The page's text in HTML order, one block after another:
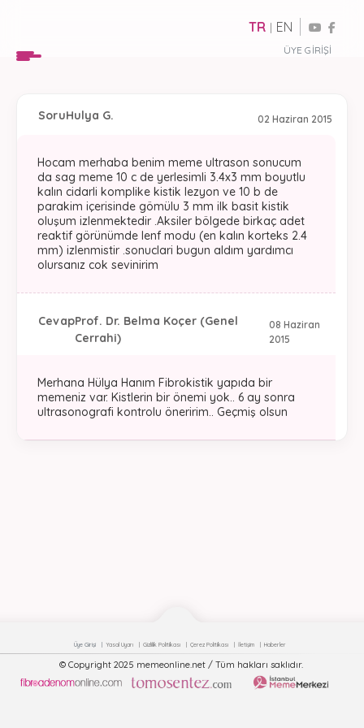
ÜYE GIRIŞI
TR | EN
02 Haziran 2015
SoruHulya G.
Hocam merhaba benim meme ultrason sonucum
da sag meme 10 c de yerlesimli 3.4x3 mm boyutlu
kalın cidarli komplike kistik lezyon ve 10 b de
parakim içerisinde gömülu 3 mm ilk basit kistik
oluşum izlenmektedir .Aksiler bölgede birkaç adet
reaktif görünümde lenf modu (en kalın korteks 2.4
mm) izlenmistir .sonuclari bugun aldım yardımcı
olursanız cok sevinirim
08 Haziran
2015
CevapProf. Dr. Belma Koçer (Genel
Cerrahi)
Merhana Hülya Hanım Fibrokistik yapıda bir
memeniz var. Kistlerin bir önemi yok.. 6 ay sonra
ultrasonografi kontrolu öneririm.. Geçmiş olsun
Üye Girişi Yasal Uyarı Gizlilik Politikası Çerez Politikası İletişim Haberler
© Copyright 2025 memeonline.net / Tüm hakları saklıdır.